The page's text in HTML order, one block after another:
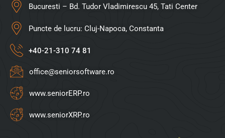
Bucuresti – Bd. Tudor Vladimirescu 45, Tati Center
Puncte de lucru: Cluj-Napoca, Constanta
+40-21-310 74 81
office@seniorsoftware.ro
www.seniorERP.ro
www.seniorXRP.ro